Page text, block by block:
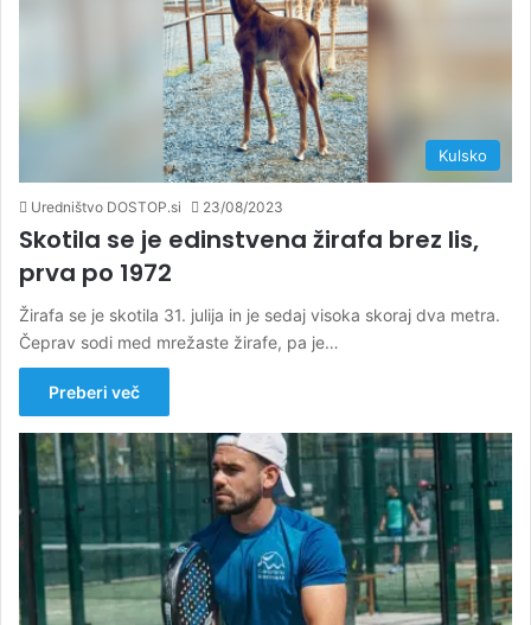
Kulsko
Uredništvo DOSTOP.si 23/08/2023
Skotila se je edinstvena žirafa brez lis,
prva po 1972
Žirafa se je skotila 31. julija in je sedaj visoka skoraj dva metra.
Čeprav sodi med mrežaste žirafe, pa je…
Preberi več